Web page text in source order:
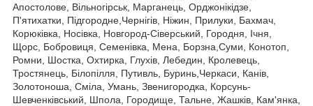
Апостолове, Вільногірськ, Марганець, Орджонікідзе,
П'ятихатки, Підгородне,Чернігів, Ніжин, Прилуки, Бахмач,
Корюківка, Носівка, Новгород-Сіверський, Городня, Ічня,
Щорс, Бобровиця, Семенівка, Мена, Борзна,Суми, Конотоп,
Ромни, Шостка, Охтирка, Глухів, Лебедин, Кролевець,
Тростянець, Білопілля, Путивль, Буринь,Черкаси, Канів,
Золотоноша, Сміла, Умань, Звенигородка, Корсунь-
Шевченківський, Шпола, Городище, Тальне, Жашків, Кам'янка,